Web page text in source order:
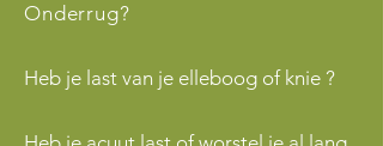
Onderrug?
Heb je last van je elleboog of knie ?